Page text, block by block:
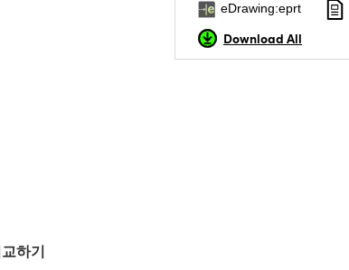
하기
eDrawing:eprt
Download All